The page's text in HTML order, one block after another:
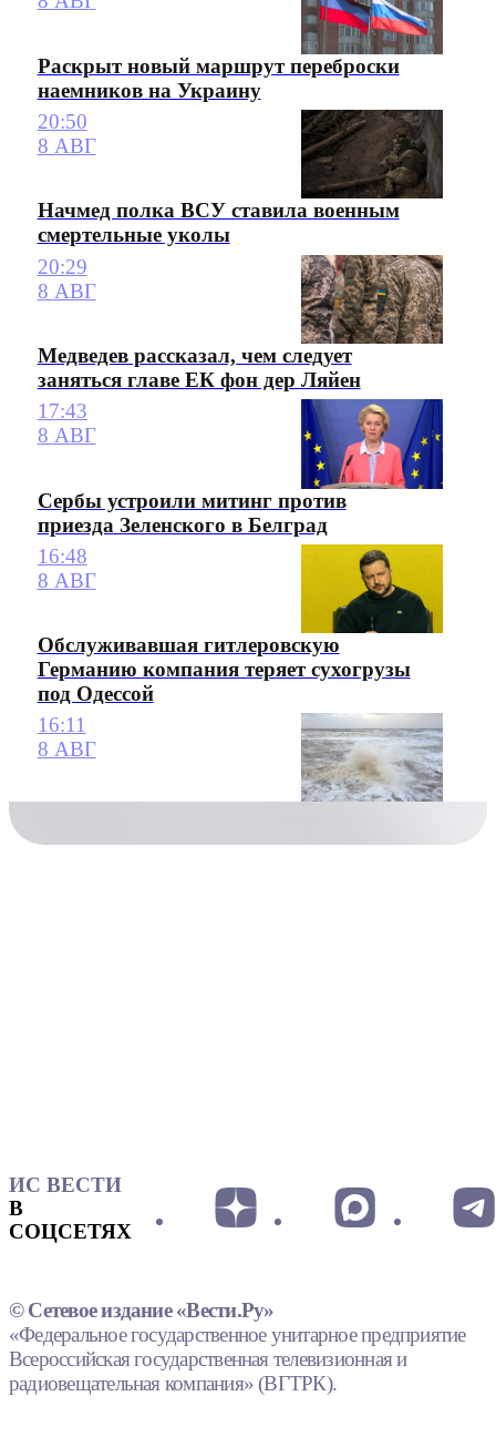
Раскрыт новый маршрут переброски
наемников на Украину
20:50
8 АВГ
Начмед полка ВСУ ставила военным
смертельные уколы
20:29
8 АВГ
Медведев рассказал, чем следует
заняться главе ЕК фон дер Ляйен
17:43
8 АВГ
Сербы устроили митинг против
приезда Зеленского в Белград
16:48
8 АВГ
Обслуживавшая гитлеровскую
Германию компания теряет сухогрузы
под Одессой
16:11
8 АВГ
ИС ВЕСТИ
В
СОЦСЕТЯХ
© Сетевое издание «Вести.Ру»
«Федеральное государственное унитарное предприятие
Всероссийская государственная телевизионная и
радиовещательная компания» (ВГТРК).